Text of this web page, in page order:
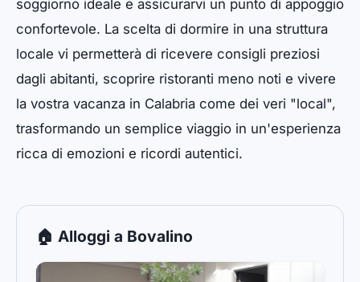
soggiorno ideale e assicurarvi un punto di appoggio
confortevole. La scelta di dormire in una struttura
locale vi permetterà di ricevere consigli preziosi
dagli abitanti, scoprire ristoranti meno noti e vivere
la vostra vacanza in Calabria come dei veri "local",
trasformando un semplice viaggio in un'esperienza
ricca di emozioni e ricordi autentici.
🏠 Alloggi a Bovalino